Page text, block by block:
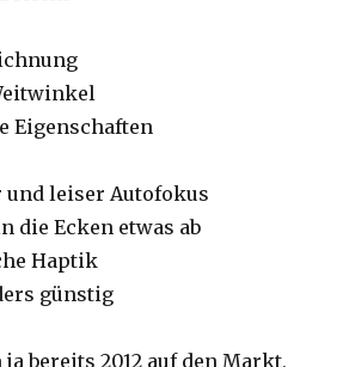
Eigenschaften
leiser Autofokus
die Ecken etwas ab
Haptik
günstig
bereits 2012 auf den Markt,